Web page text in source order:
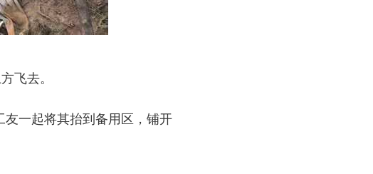
飞去。
一起将其抬到备用区，铺开